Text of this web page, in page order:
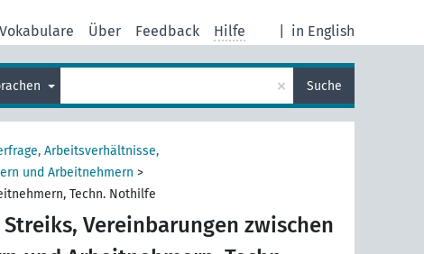
in English
Vokabulare Über Feedback Hilfe
× Suche
Arbeitsverhältnisse,
und Arbeitnehmern >
Techn. Nothilfe
Streiks, Vereinbarungen zwischen